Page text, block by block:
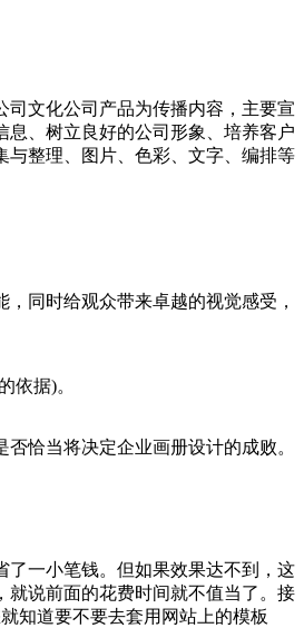
文化公司产品为传播内容，主要宣
、树立良好的公司形象、培养客户
与整理、图片、色彩、文字、编排等
同时给观众带来卓越的视觉感受，
依据)。
恰当将决定企业画册设计的成败。
了一小笔钱。但如果效果达不到，这
就说前面的花费时间就不值当了。接
知道要不要去套用网站上的模板